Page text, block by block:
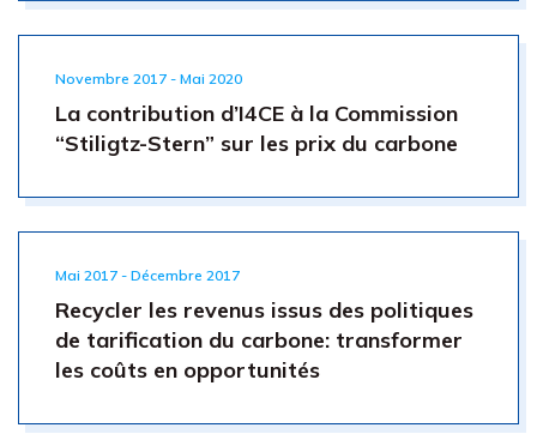
Novembre 2017 - Mai 2020
La contribution d’I4CE à la Commission
“Stiligtz-Stern” sur les prix du carbone
Mai 2017 - Décembre 2017
Recycler les revenus issus des politiques
de tarification du carbone: transformer
les coûts en opportunités